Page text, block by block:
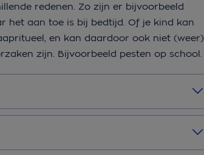
redenen. Zo zijn er bijvoorbeeld
het aan toe is bij bedtijd. Of je kind kan
en kan daardoor ook niet (weer)
zijn. Bijvoorbeeld pesten op school.